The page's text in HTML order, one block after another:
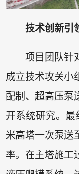
技术创新引
项目团队针
成立技术攻关小
配制、超高压泵
开系统研究。最
米高塔一次泵送
率。在主塔施工